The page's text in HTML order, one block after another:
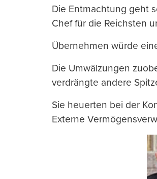
Die Entmachtung geht
Chef für die Reichsten
Übernehmen würde
Die Umwälzungen
verdrängte andere
Sie heuerten bei der
Externe